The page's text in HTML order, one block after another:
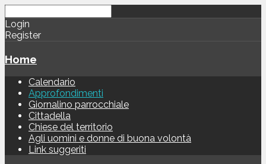
Login
Register
Home
Calendario
Approfondimenti
Giornalino parrocchiale
Cittadella
Chiese del territorio
Agli uomini e donne di buona volontà
Link suggeriti